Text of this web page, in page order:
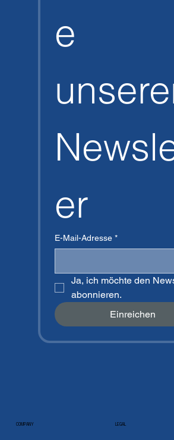
e
er
E-Mail-Adresse *
Ja, ich möchte den
abonnieren.
Einreichen
COMPANY LEGAL